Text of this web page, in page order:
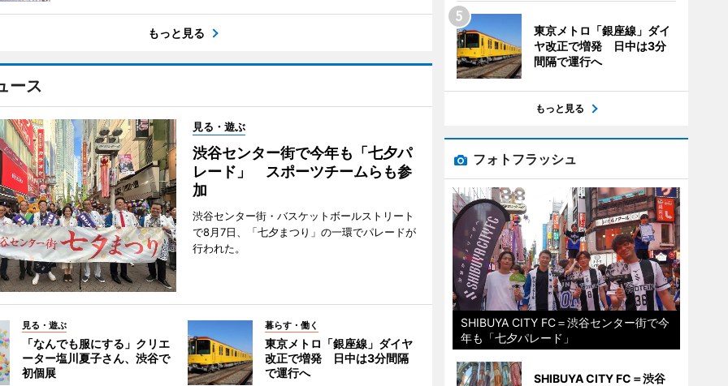
もっと見る
ース
見る・遊ぶ
渋谷センター街で今年も「七夕パ
レード」 スポーツチームらも参
加
渋谷センター街・バスケットボールストリート
で8月7日、「七夕まつり」の一環でパレードが
行われた。
見る・遊ぶ
「なんでも服にする」クリエ
ーター塩川夏子さん、渋谷で
初個展
暮らす・働く
東京メトロ「銀座線」ダイヤ
改正で増発 日中は3分間隔
で運行へ
東京メトロ「銀座線」ダイ
ヤ改正で増発 日中は3分
間隔で運行へ
もっと見る
フォトフラッシュ
SHIBUYA CITY FC＝渋谷センター街で今
年も「七夕パレード」
SHIBUYA CITY FC＝渋谷